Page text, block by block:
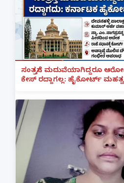
ಸಂತ್ರಸ್ತೆಗೆ ಮದುವೆಯಾಗಿದ್ದರೂ
ಕೇಸ್ ರದ್ದಾಗಲ್ಲ: ಹೈಕೋರ್ಟ್